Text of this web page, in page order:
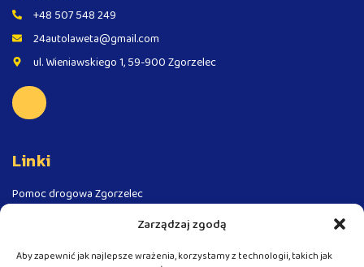
Zarządzaj zgodą
Aby zapewnić jak najlepsze wrażenia, korzystamy z technologii, takich jak
+48 507 548 249
24autolaweta@gmail.com
ul. Wieniawskiego 1, 59-900 Zgorzelec
Linki
Pomoc drogowa Zgorzelec
Pomoc drogowa - Autostrada A4